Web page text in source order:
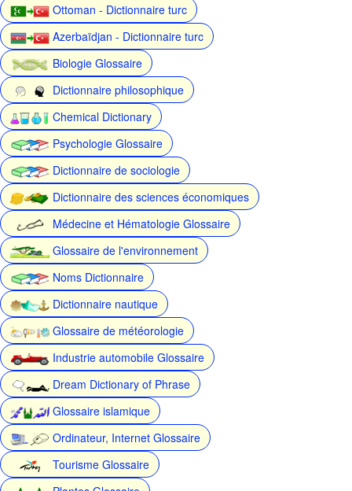
Ottoman - Dictionnaire turc
Azerbaïdjan - Dictionnaire turc
Biologie Glossaire
Dictionnaire philosophique
Chemical Dictionary
Psychologie Glossaire
Dictionnaire de sociologie
Dictionnaire des sciences économiques
Médecine et Hématologie Glossaire
Glossaire de l'environnement
Noms Dictionnaire
Dictionnaire nautique
Glossaire de météorologie
Industrie automobile Glossaire
Dream Dictionary of Phrase
Glossaire islamique
Ordinateur, Internet Glossaire
Tourisme Glossaire